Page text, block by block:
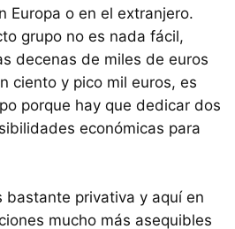
Europa o en el extranjero.
grupo no es nada fácil,
decenas de miles de euros
ciento y pico mil euros, es
porque hay que dedicar dos
económicas para
bastante privativa y aquí en
mucho más asequibles